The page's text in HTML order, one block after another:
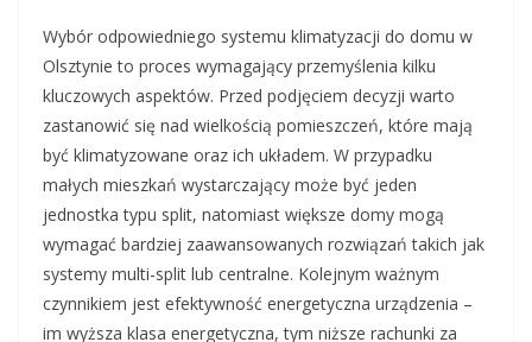
Wybór odpowiedniego systemu klimatyzacji do domu w
Olsztynie to proces wymagający przemyślenia kilku
kluczowych aspektów. Przed podjęciem decyzji warto
zastanowić się nad wielkością pomieszczeń, które mają
być klimatyzowane oraz ich układem. W przypadku
małych mieszkań wystarczający może być jeden
jednostka typu split, natomiast większe domy mogą
wymagać bardziej zaawansowanych rozwiązań takich jak
systemy multi-split lub centralne. Kolejnym ważnym
czynnikiem jest efektywność energetyczna urządzenia –
im wyższa klasa energetyczna, tym niższe rachunki za